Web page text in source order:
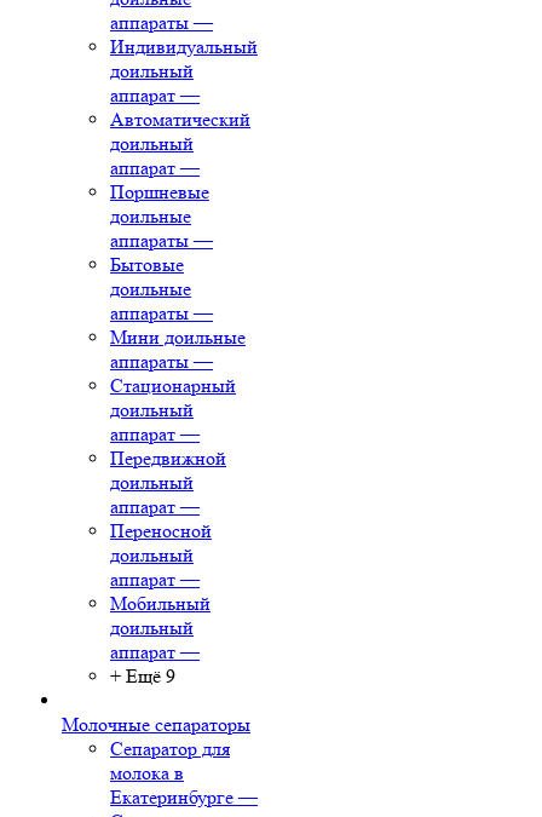
аппараты —
Индивидуальный
доильный
аппарат —
Автоматический
доильный
аппарат —
Поршневые
доильные
аппараты —
Бытовые
доильные
аппараты —
Мини доильные
аппараты —
Стационарный
доильный
аппарат —
Передвижной
доильный
аппарат —
Переносной
доильный
аппарат —
Мобильный
доильный
аппарат —
+ Ещё 9
Молочные сепараторы
Сепаратор для
молока в
Екатеринбурге —